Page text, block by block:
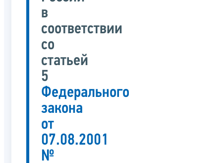
в
соответствии
со
статьей
5
Федерального
закона
от
07.08.2001
№